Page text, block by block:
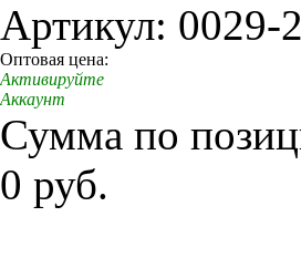
Артикул: 0029-
Оптовая цена:
Активируйте
Аккаунт
Сумма по
0 руб.